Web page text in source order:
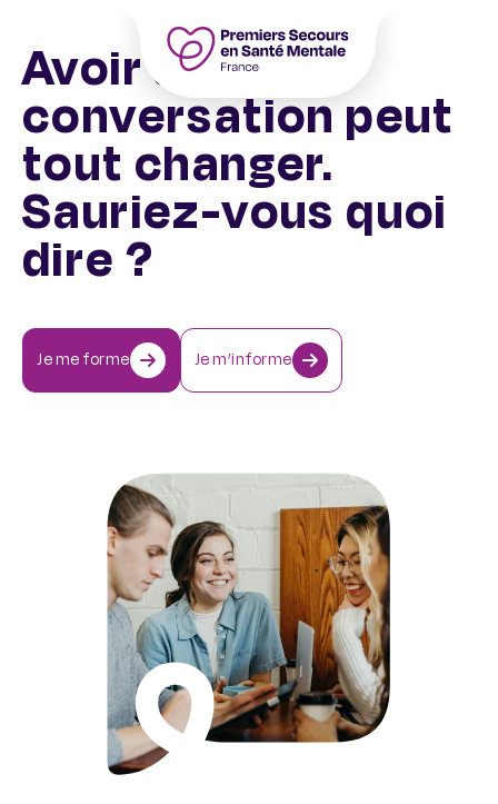
contenu
Avoir une
conversation peut
tout changer.
Sauriez-vous quoi
dire ?
Je me forme Je m’informe